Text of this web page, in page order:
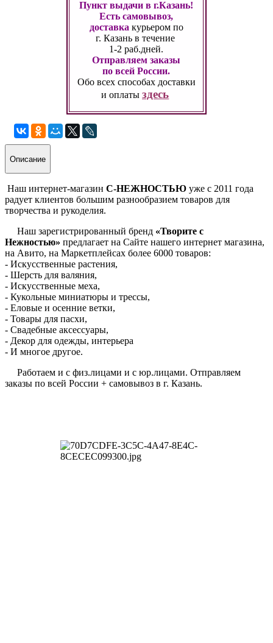
Пункт выдачи в г.Казань!
Есть самовывоз,
доставка курьером по
г. Казань в течение
1-2 раб.дней.
Отправляем заказы
по всей России.
Обо всех способах доставки
и оплатыздесь
Описание
Наш интернет-магазин С-НЕЖНОСТЬЮ уже с 2011 года
радует клиентов большим разнообразием товаров для
творчества и рукоделия.
Наш зарегистрированный бренд «Творите с
Нежностью» предлагает на Сайте нашего интернет магазина,
на Авито, на Маркетплейсах более 6000 товаров:
- Искусственные растения,
- Шерсть для валяния,
- Искусственные меха,
- Кукольные миниатюры и трессы,
- Еловые и осенние ветки,
- Товары для пасхи,
- Свадебные аксессуары,
- Декор для одежды, интерьера
- И многое другое.
Работаем и с физ.лицами и с юр.лицами. Отправляем
заказы по всей России + самовывоз в г. Казань.